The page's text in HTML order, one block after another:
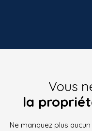
Vous
la
Ne manquez plus